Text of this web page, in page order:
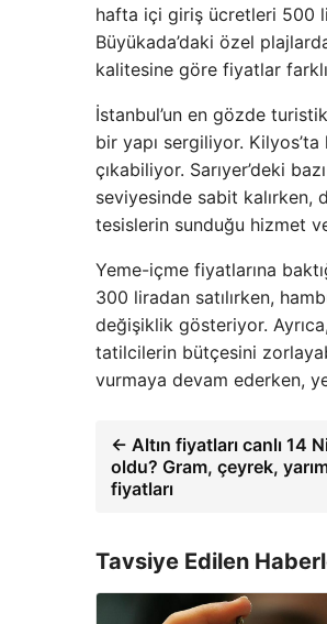
hafta içi giriş ücretleri 500
Büyükada’daki özel
kalitesine göre fiyatlar
İstanbul’un en gözde
bir yapı sergiliyor.
çıkabiliyor. Sarıyer’deki
seviyesinde sabit kalırken,
tesislerin sunduğu hizmet
Yeme-içme fiyatlarına
300 liradan satılırken,
değişiklik gösteriyor.
tatilcilerin bütçesini
vurmaya devam ederken,
← Altın fiyatları canlı 14
oldu? Gram, çeyrek,
fiyatları
Tavsiye Edilen